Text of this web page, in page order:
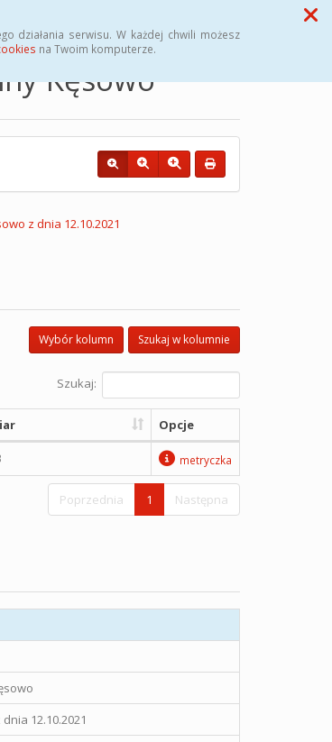
działania serwisu. W każdej chwili możesz
na Twoim komputerze.
Kęsowo
z dnia 12.10.2021
Szukaj w kolumnie
Wybór kolumn
Szukaj:
Opcje
metryczka
Poprzednia 1 Następna
12.10.2021